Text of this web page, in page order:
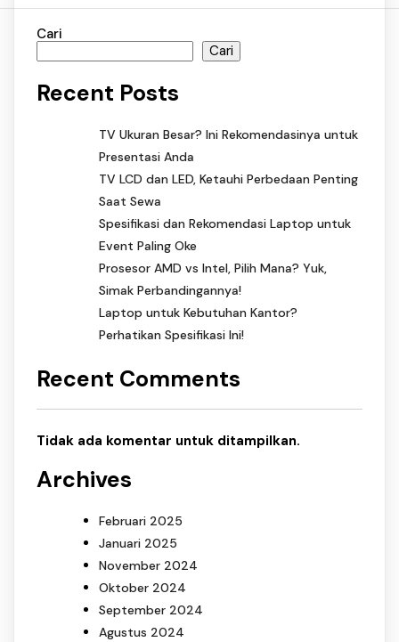
Cari
Cari
Recent Posts
TV Ukuran Besar? Ini Rekomendasinya untuk
Presentasi Anda
TV LCD dan LED, Ketauhi Perbedaan Penting
Saat Sewa
Spesifikasi dan Rekomendasi Laptop untuk
Event Paling Oke
Prosesor AMD vs Intel, Pilih Mana? Yuk,
Simak Perbandingannya!
Laptop untuk Kebutuhan Kantor?
Perhatikan Spesifikasi Ini!
Recent Comments
Tidak ada komentar untuk ditampilkan.
Archives
Februari 2025
Januari 2025
November 2024
Oktober 2024
September 2024
Agustus 2024